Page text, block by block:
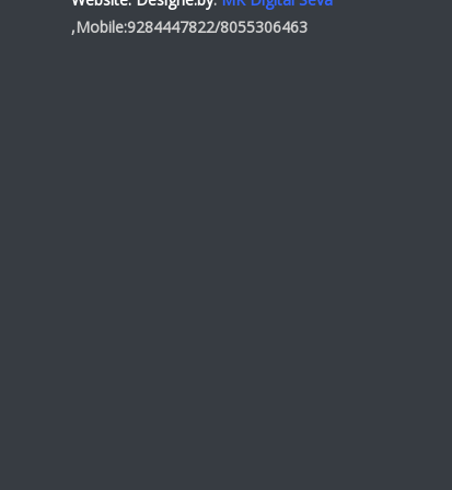
,Mobile:9284447822/8055306463